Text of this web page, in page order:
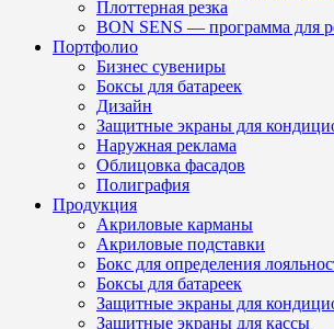
Плоттерная резка
BON SENS — программа для
Портфолио
Бизнес сувениры
Боксы для батареек
Дизайн
Защитные экраны для
Наружная реклама
Облицовка фасадов
Полиграфия
Продукция
Акриловые карманы
Акриловые подставки
Бокс для определения
Боксы для батареек
Защитные экраны для
Защитные экраны для кассы